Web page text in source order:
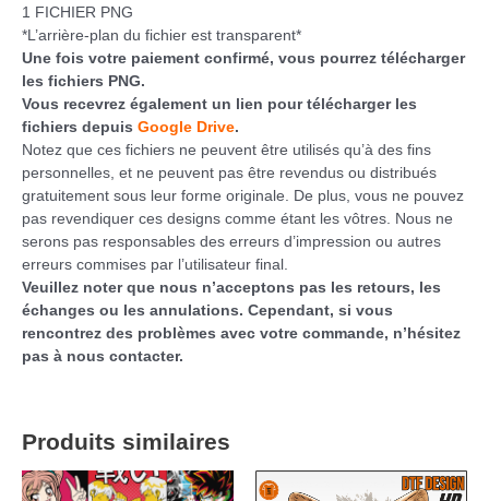
1 FICHIER PNG
*L’arrière-plan du fichier est transparent*
Une fois votre paiement confirmé, vous pourrez télécharger
les fichiers PNG.
Vous recevrez également un lien pour télécharger les
fichiers depuis Google Drive.
Notez que ces fichiers ne peuvent être utilisés qu’à des fins
personnelles, et ne peuvent pas être revendus ou distribués
gratuitement sous leur forme originale. De plus, vous ne pouvez
pas revendiquer ces designs comme étant les vôtres. Nous ne
serons pas responsables des erreurs d’impression ou autres
erreurs commises par l’utilisateur final.
Veuillez noter que nous n’acceptons pas les retours, les
échanges ou les annulations. Cependant, si vous
rencontrez des problèmes avec votre commande, n’hésitez
pas à nous contacter.
Produits similaires